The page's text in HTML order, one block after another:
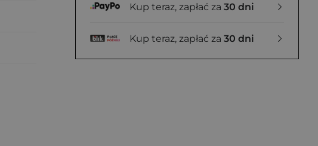
Kup teraz, zapłać za 30 dni
Kup teraz, zapłać za 30 dni